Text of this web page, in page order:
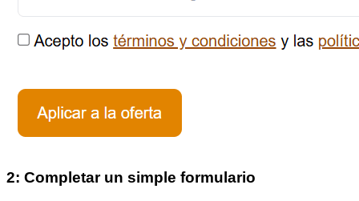
2: Completar un simple formulario